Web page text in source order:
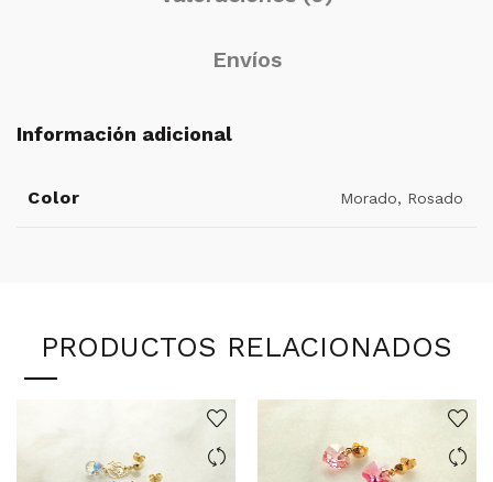
Envíos
Información adicional
Color Morado, Rosado
PRODUCTOS RELACIONADOS